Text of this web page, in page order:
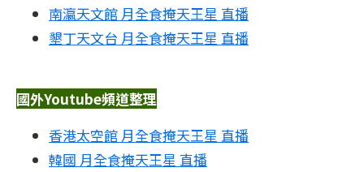
南瀛天文館 月全食掩天王星 直播
墾丁天文台 月全食掩天王星 直播
國外Youtube頻道整理
香港太空館 月全食掩天王星 直播
韓國 月全食掩天王星 直播